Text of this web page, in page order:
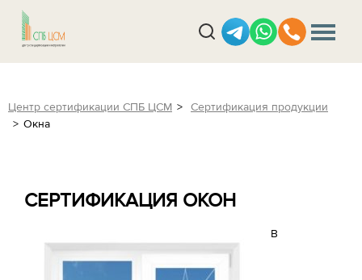
Центр сертификации СПБ ЦСМ
Сертификация продукции
Окна
СЕРТИФИКАЦИЯ ОКОН
В